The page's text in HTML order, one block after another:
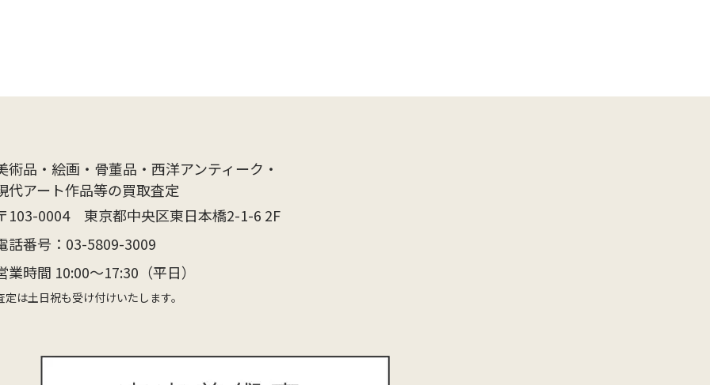
術品・絵画・骨董品・西洋アンティーク・
代アート作品等の買取査定
103-0004 東京都中央区東日本橋2-1-6 2F
話番号： 03-5809-3009
業時間 10:00〜17:30（平日）
定は土日祝も受け付けいたします。